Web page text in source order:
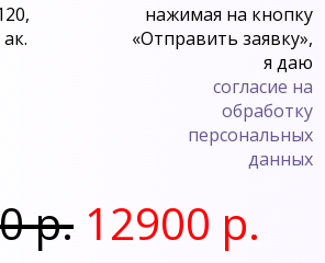
нажимая на кнопку
«Отправить заявку»,
я даю
согласие на
обработку
персональных
данных
р. 12900 р.